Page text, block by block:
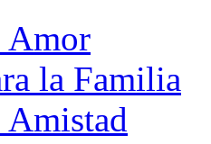
Amor
la Familia
Amistad